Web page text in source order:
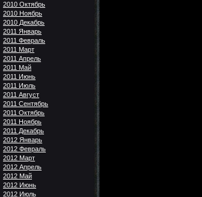
2010 Октябрь
2010 Ноябрь
2010 Декабрь
2011 Январь
2011 Февраль
2011 Март
2011 Апрель
2011 Май
2011 Июнь
2011 Июль
2011 Август
2011 Сентябрь
2011 Октябрь
2011 Ноябрь
2011 Декабрь
2012 Январь
2012 Февраль
2012 Март
2012 Апрель
2012 Май
2012 Июнь
2012 Июль